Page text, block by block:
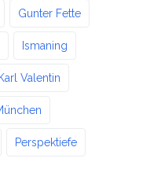
Gunter Fette
Ismaning
Karl Valentin
Perspektiefe